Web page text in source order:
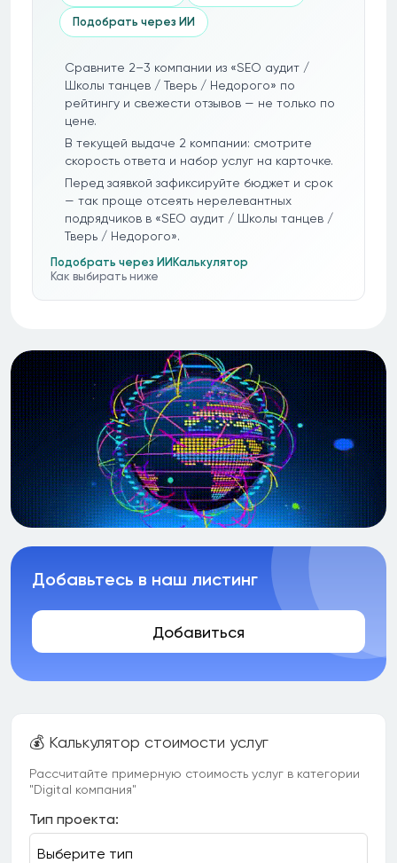
Подобрать через ИИ
Сравните 2–3 компании из «SEO аудит /
Школы танцев / Тверь / Недорого» по
рейтингу и свежести отзывов — не только по
цене.
В текущей выдаче 2 компании: смотрите
скорость ответа и набор услуг на карточке.
Перед заявкой зафиксируйте бюджет и срок
— так проще отсеять нерелевантных
подрядчиков в «SEO аудит / Школы танцев /
Тверь / Недорого».
Подобрать через ИИ Калькулятор
Как выбирать ниже
Добавьтесь в наш листинг
Добавиться
💰 Калькулятор стоимости услуг
Рассчитайте примерную стоимость услуг в категории
"Digital компания"
Тип проекта: